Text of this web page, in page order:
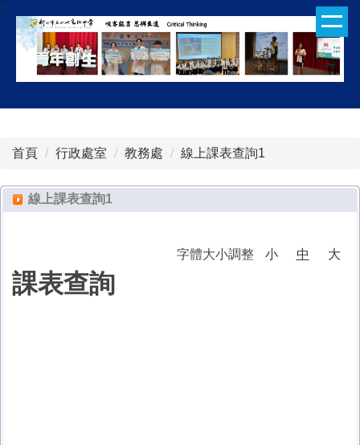
跳
到
容
:::
首頁 行政處室 教務處 線上課表查詢1
線上課表查詢1
字體大小調整 小 中 大
課表查詢